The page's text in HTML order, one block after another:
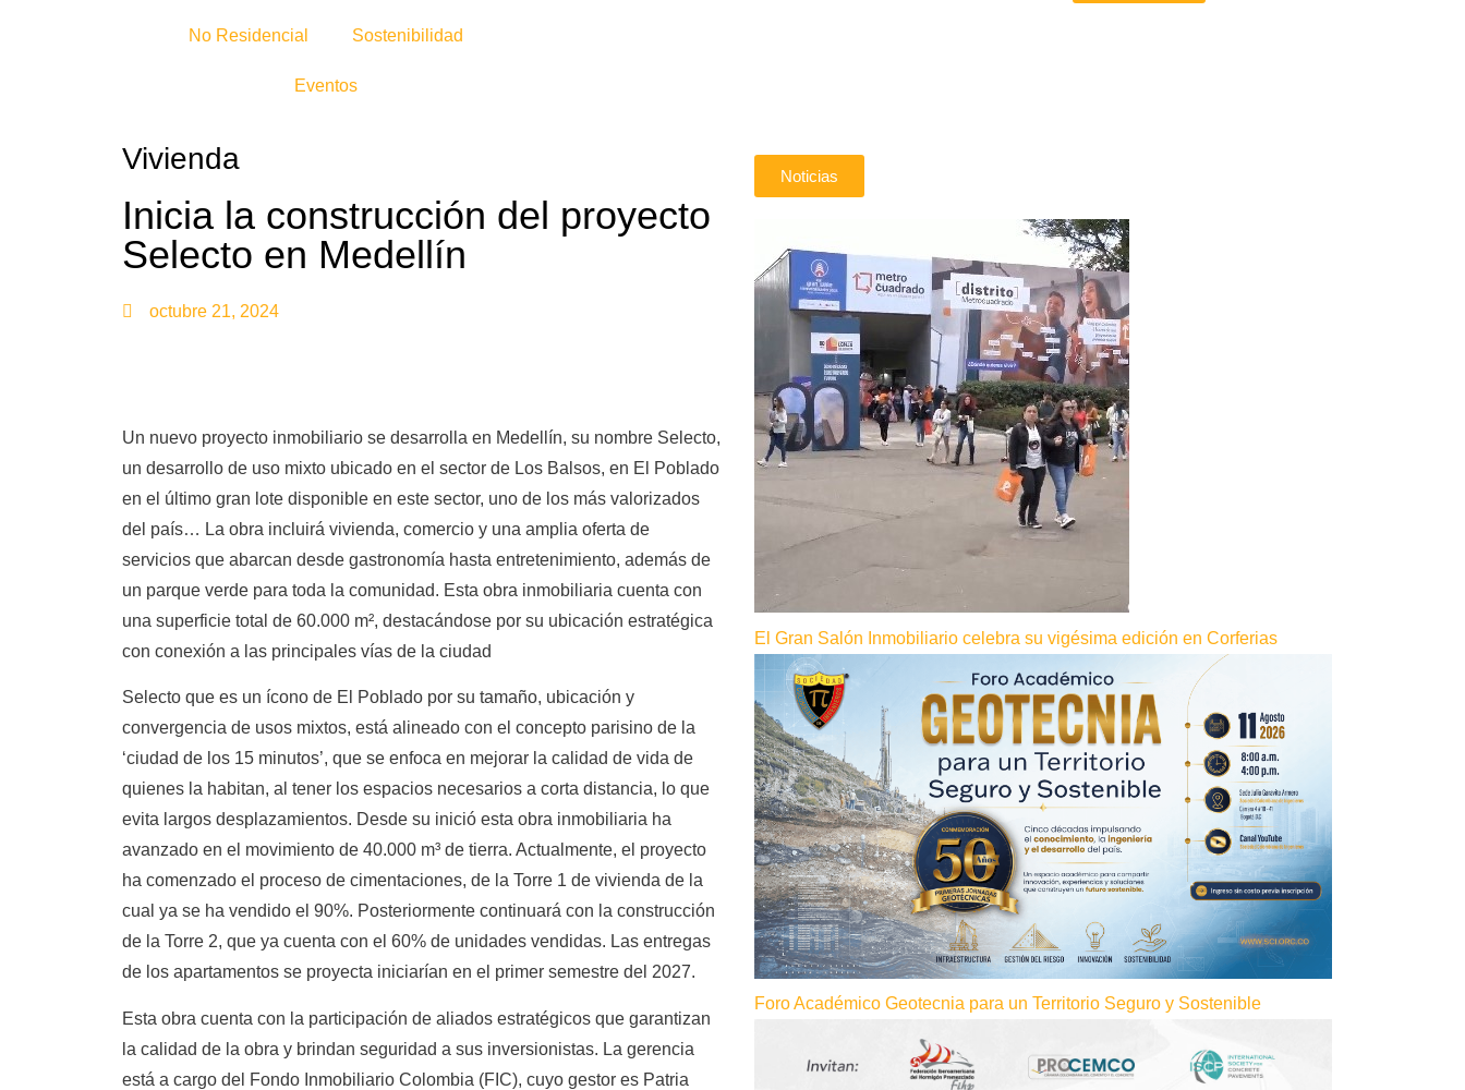
No Residencial Sostenibilidad
Eventos
Vivienda
Inicia la construcción del proyecto
Selecto en Medellín
octubre 21, 2024
Un nuevo proyecto inmobiliario se desarrolla en Medellín, su nombre Selecto,
un desarrollo de uso mixto ubicado en el sector de Los Balsos, en El Poblado
en el último gran lote disponible en este sector, uno de los más valorizados
del país… La obra incluirá vivienda, comercio y una amplia oferta de
servicios que abarcan desde gastronomía hasta entretenimiento, además de
un parque verde para toda la comunidad. Esta obra inmobiliaria cuenta con
una superficie total de 60.000 m², destacándose por su ubicación estratégica
con conexión a las principales vías de la ciudad
Selecto que es un ícono de El Poblado por su tamaño, ubicación y
convergencia de usos mixtos, está alineado con el concepto parisino de la
‘ciudad de los 15 minutos’, que se enfoca en mejorar la calidad de vida de
quienes la habitan, al tener los espacios necesarios a corta distancia, lo que
evita largos desplazamientos. Desde su inició esta obra inmobiliaria ha
avanzado en el movimiento de 40.000 m³ de tierra. Actualmente, el proyecto
ha comenzado el proceso de cimentaciones, de la Torre 1 de vivienda de la
cual ya se ha vendido el 90%. Posteriormente continuará con la construcción
de la Torre 2, que ya cuenta con el 60% de unidades vendidas. Las entregas
de los apartamentos se proyecta iniciarían en el primer semestre del 2027.
Esta obra cuenta con la participación de aliados estratégicos que garantizan
la calidad de la obra y brindan seguridad a sus inversionistas. La gerencia
está a cargo del Fondo Inmobiliario Colombia (FIC), cuyo gestor es Patria
Noticias
El Gran Salón Inmobiliario celebra su vigésima edición en Corferias
Foro Académico Geotecnia para un Territorio Seguro y Sostenible